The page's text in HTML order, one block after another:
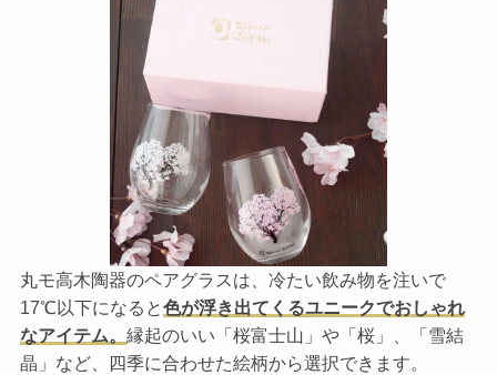
丸モ高木陶器のペアグラスは、冷たい飲み物を注いで
17℃以下になると色が浮き出てくるユニークでおしゃれ
なアイテム。 縁起のいい「桜富士山」や「桜」、「雪結
晶」など、四季に合わせた絵柄から選択できます。